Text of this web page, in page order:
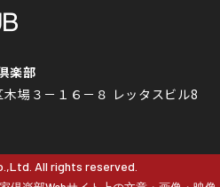
楽部
場３－１６－８ レッタスビル8
All rights reserved.